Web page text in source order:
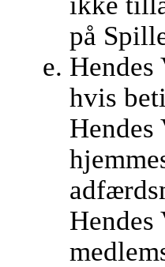
på
Hendes
hvis